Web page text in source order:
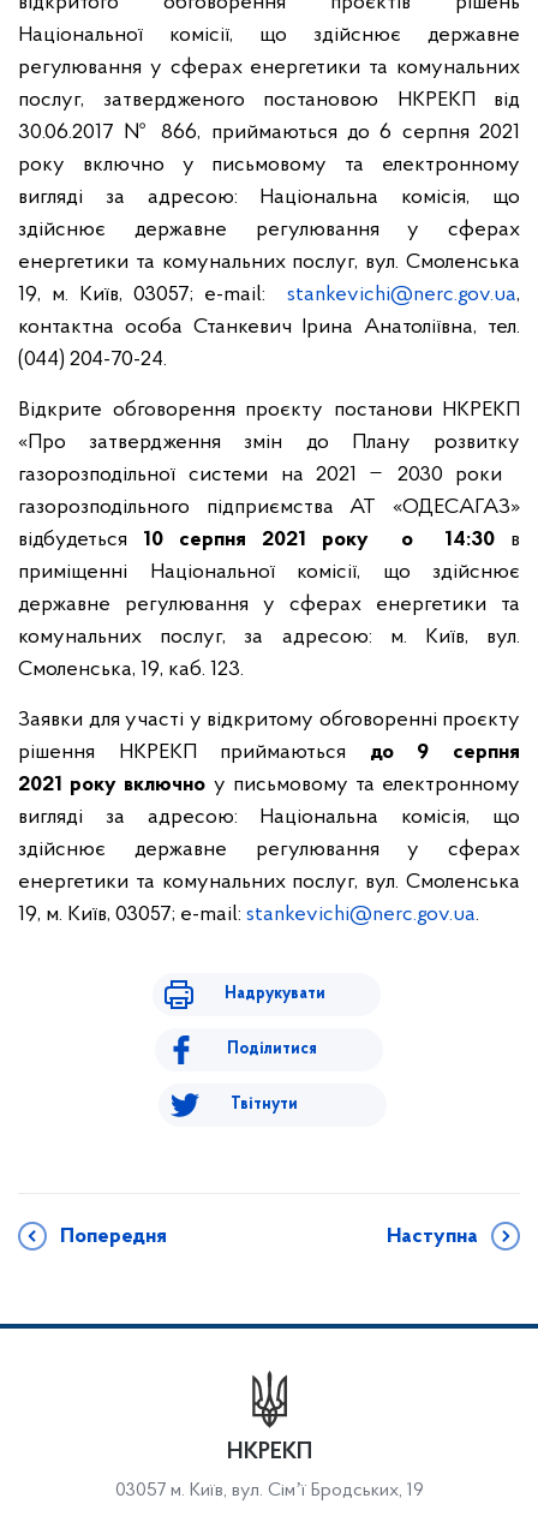
Національної комісії, що здійснює державне
регулювання у сферах енергетики та комунальних
послуг, затвердженого постановою НКРЕКП від
30.06.2017 № 866, приймаються до 6 серпня 2021
року включно у письмовому та електронному
вигляді за адресою: Національна комісія, що
здійснює державне регулювання у сферах
енергетики та комунальних послуг, вул. Смоленська
19, м. Київ, 03057; e-mail: stankevichi@nerc.gov.ua,
контактна особа Станкевич Ірина Анатоліївна, тел.
(044) 204-70-24.
Відкрите обговорення проєкту постанови НКРЕКП
«Про затвердження змін до Плану розвитку
газорозподільної системи на 2021 ̶ 2030 роки
газорозподільного підприємства АТ «ОДЕСАГАЗ»
відбудеться 10 серпня 2021 року о 14:30в
приміщенні Національної комісії, що здійснює
державне регулювання у сферах енергетики та
комунальних послуг, за адресою: м. Київ, вул.
Смоленська, 19, каб. 123.
Заявки для участі у відкритому обговоренні проєкту
рішення НКРЕКП приймаються до 9 серпня
2021 року включно у письмовому та електронному
вигляді за адресою: Національна комісія, що
здійснює державне регулювання у сферах
енергетики та комунальних послуг, вул. Смоленська
19, м. Київ, 03057; e-mail: stankevichi@nerc.gov.ua.
Надрукувати
Поділитися
Твітнути
Попередня Наступна
НКРЕКП
03057 м. Київ, вул. Сімʼї Бродських, 19